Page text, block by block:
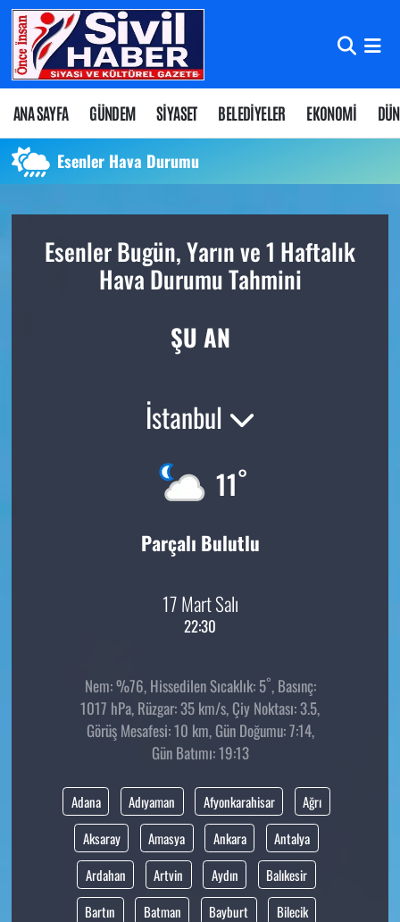
ANA SAYFA GÜNDEM SİYASET BELEDİYELER EKONOMİ
Esenler Hava Durumu
Esenler Bugün, Yarın ve 1 Haftalık
Hava Durumu Tahmini
ŞU AN
İstanbul
11°
Parçalı Bulutlu
17 Mart Salı
22:30
Nem: %76, Hissedilen Sıcaklık: 5°, Basınç:
1017 hPa, Rüzgar: 35 km/s, Çiy Noktası: 3.5,
Görüş Mesafesi: 10 km, Gün Doğumu: 7:14,
Gün Batımı: 19:13
Adana Adıyaman Afyonkarahisar
Ağrı
Aksaray
Amasya Ankara
Antalya
Ardahan
Artvin Aydın
Balıkesir
Bartın
Batman Bayburt
Bilecik
Nöbetçi Eczaneler
Hava Durumu
Namaz Vakitleri
Süper Lig Puan Durumu ve Fikstür
Tüm Manşetler
Son Dakika Haberleri